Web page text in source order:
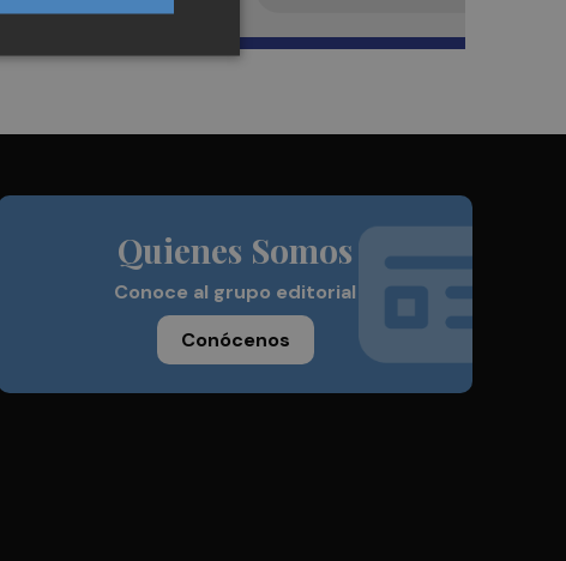
Quienes Somos
Conoce al grupo editorial
Conócenos